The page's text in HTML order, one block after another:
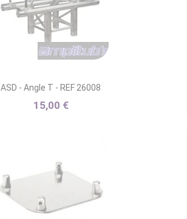
ASD - Angle T - REF 26008
15,00 €